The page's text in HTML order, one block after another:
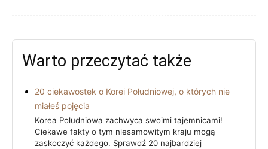
Warto przeczytać także
20 ciekawostek o Korei Południowej, o których nie
miałeś pojęcia
Korea Południowa zachwyca swoimi tajemnicami!
Ciekawe fakty o tym niesamowitym kraju mogą
zaskoczyć każdego. Sprawdź 20 najbardziej